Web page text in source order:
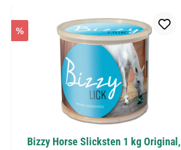
%
Bizzy Horse Slicksten 1 kg Original,